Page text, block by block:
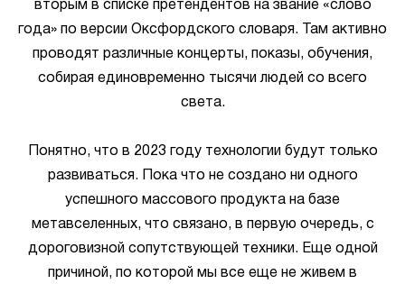
вторым в списке претендентов на звание «слово
года» по версии Оксфордского словаря. Там активно
проводят различные концерты, показы, обучения,
собирая единовременно тысячи людей со всего
света.
Понятно, что в 2023 году технологии будут только
развиваться. Пока что не создано ни одного
успешного массового продукта на базе
метавселенных, что связано, в первую очередь, с
дороговизной сопутствующей техники. Еще одной
причиной, по которой мы все еще не живем в